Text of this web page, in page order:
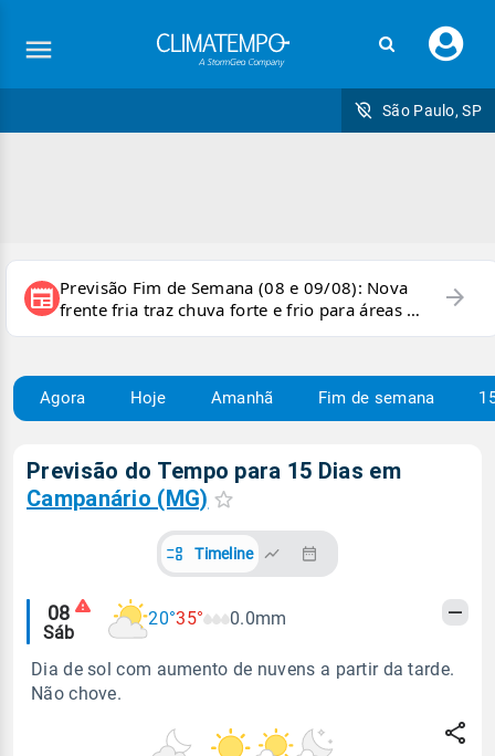
seu
São Paulo, SP
newspaper Previsão Fim de Semana (08 e 09/08): Nova
frente fria traz chuva forte e frio para áreas do
país
arrow_forward
Agora Hoje Amanhã Fim de semana
Previsão do Tempo para 15 Dias em
Campanário (MG)
Timeline
Alertas
meteorológicos
08
Sáb
20°35° 0.0mm
Dia de sol com aumento de nuvens a partir da tarde.
Não chove.